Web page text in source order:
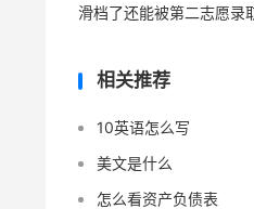
滑档了还能被第二志愿录
相关推荐
10英语怎么写
美文是什么
怎么看资产负债表